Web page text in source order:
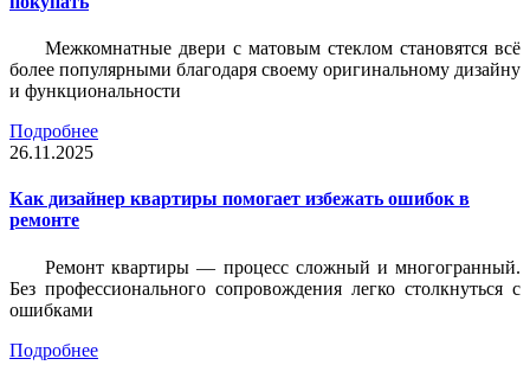
Межкомнатные двери с матовым стеклом становятся всё
более популярными благодаря своему оригинальному дизайну
и функциональности
Подробнее
26.11.2025
Как дизайнер квартиры помогает избежать ошибок в
ремонте
Ремонт квартиры — процесс сложный и многогранный.
Без профессионального сопровождения легко столкнуться с
ошибками
Подробнее